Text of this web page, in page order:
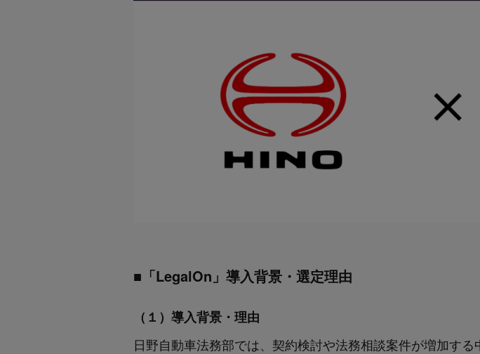
■「LegalOn」導入背景・選定理由
（１）導入背景・理由
日野自動車法務部では、契約検討や法務相談案件が増加す